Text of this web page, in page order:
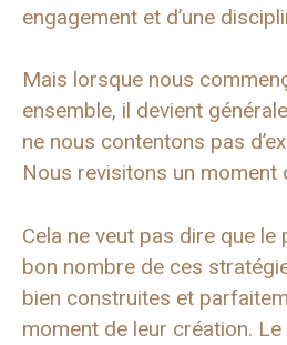
engagement et d’une
Mais lorsque nous
ensemble, il devient
ne nous contentons pas
Nous revisitons un moment
Cela ne veut pas dire que le
bon nombre de ces
bien construites et
moment de leur création.